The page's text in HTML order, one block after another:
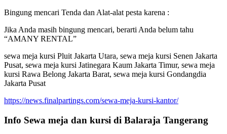
Bingung mencari Tenda dan Alat-alat pesta karena :
Jika Anda masih bingung mencari, berarti Anda belum tahu
“AMANY RENTAL”
sewa meja kursi Pluit Jakarta Utara, sewa meja kursi Senen Jakarta
Pusat, sewa meja kursi Jatinegara Kaum Jakarta Timur, sewa meja
kursi Rawa Belong Jakarta Barat, sewa meja kursi Gondangdia
Jakarta Pusat
https://news.finalpartings.com/sewa-meja-kursi-kantor/
Info Sewa meja dan kursi di Balaraja Tangerang